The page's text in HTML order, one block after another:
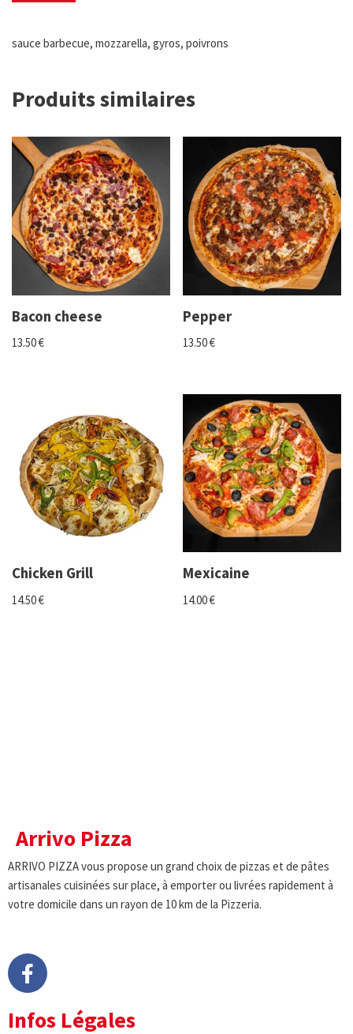
sauce barbecue, mozzarella, gyros, poivrons
Produits similaires
Bacon cheese
13.50€
Pepper
13.50€
Chicken Grill
14.50€
Mexicaine
14.00€
Arrivo Pizza
ARRIVO PIZZA vous propose un grand choix de pizzas et de pâtes
artisanales cuisinées sur place, à emporter ou livrées rapidement à
votre domicile dans un rayon de 10 km de la Pizzeria.
Infos Légales